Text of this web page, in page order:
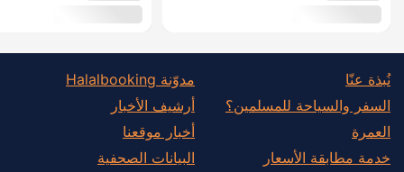
نُبذة عنّا
السفر والسياحة للمسلمين؟
العمرة
خدمة مطابقة الأسعار
مدوّنة Halalbooking
أرشيف الأخبار
أخبار موقعنا
البيانات الصحفية